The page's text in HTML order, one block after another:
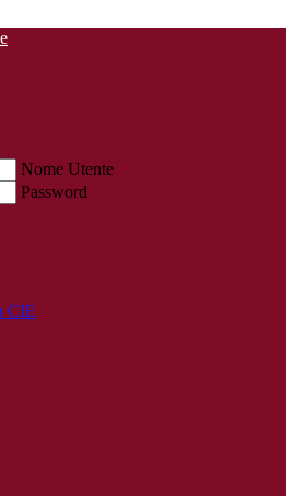
Nome Utente
Password
CIE